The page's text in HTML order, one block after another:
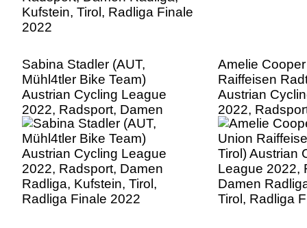
Sabina Stadler (AUT,
Mühl4tler Bike Team)
Austrian Cycling League
2022, Radsport, Damen
Radliga, Kufstein, Tirol,
Radliga Finale 2022
Amelie
Raiffeisen
Austrian
2022,
Radliga,
Radliga Finale